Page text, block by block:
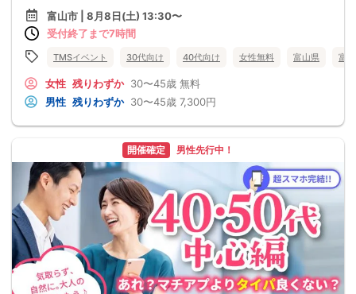
富山市 | 8月8日(土) 13:30〜
受付終了まで7時間
TMSイベント 30代向け 40代向け 女性無料 富山県 富
女性 残りわずか 30〜45歳 無料
男性 残りわずか 30〜45歳 7,300円
開催確定 男性先行中！